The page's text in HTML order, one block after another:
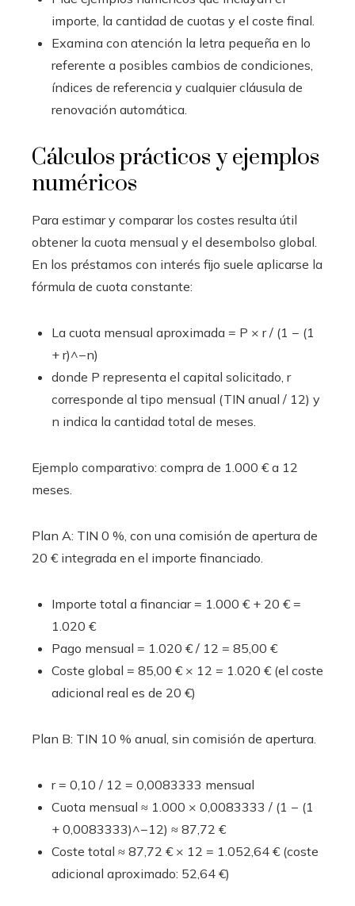
importe, la cantidad de cuotas y el coste final.
Examina con atención la letra pequeña en lo
referente a posibles cambios de condiciones,
índices de referencia y cualquier cláusula de
renovación automática.
Cálculos prácticos y ejemplos
numéricos
Para estimar y comparar los costes resulta útil
obtener la cuota mensual y el desembolso global.
En los préstamos con interés fijo suele aplicarse la
fórmula de cuota constante:
La cuota mensual aproximada = P × r / (1 − (1
+ r)^−n)
donde P representa el capital solicitado, r
corresponde al tipo mensual (TIN anual / 12) y
n indica la cantidad total de meses.
Ejemplo comparativo: compra de 1.000 € a 12
meses.
Plan A: TIN 0 %, con una comisión de apertura de
20 € integrada en el importe financiado.
Importe total a financiar = 1.000 € + 20 € =
1.020 €
Pago mensual = 1.020 € / 12 = 85,00 €
Coste global = 85,00 € × 12 = 1.020 € (el coste
adicional real es de 20 €)
Plan B: TIN 10 % anual, sin comisión de apertura.
r = 0,10 / 12 = 0,0083333 mensual
Cuota mensual ≈ 1.000 × 0,0083333 / (1 − (1
+ 0,0083333)^−12) ≈ 87,72 €
Coste total ≈ 87,72 € × 12 = 1.052,64 € (coste
adicional aproximado: 52,64 €)